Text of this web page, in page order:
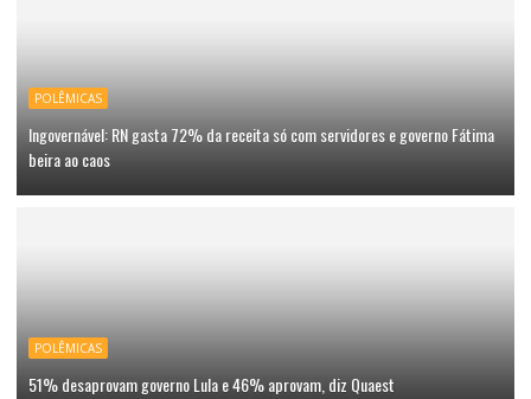
POLÊMICAS
Ingovernável: RN gasta 72% da receita só com servidores e governo Fátima
beira ao caos
POLÊMICAS
51% desaprovam governo Lula e 46% aprovam, diz Quaest